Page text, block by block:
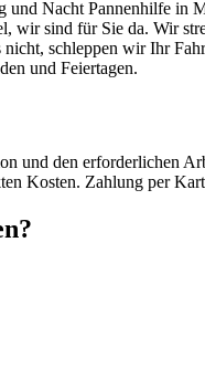
Nacht Pannenhilfe
wir sind für Sie da. Wir
schleppen wir Ihr
und Feiertagen.
und den erforderlichen
Kosten. Zahlung per